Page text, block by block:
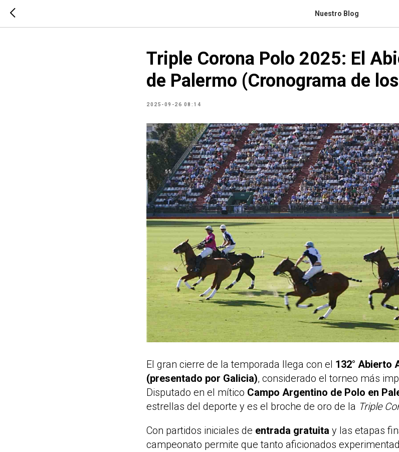
Nuestro Blog
Triple Corona Polo 2025: El
de Palermo (Cronograma de
2025-09-26 08:14
El gran cierre de la temporada llega con el 132° Abierto
(presentado por Galicia), considerado el torneo más
Disputado en el mítico Campo Argentino de Polo en
estrellas del deporte y es el broche de oro de la Triple
Con partidos iniciales de entrada gratuita y las etapas
campeonato permite que tanto aficionados